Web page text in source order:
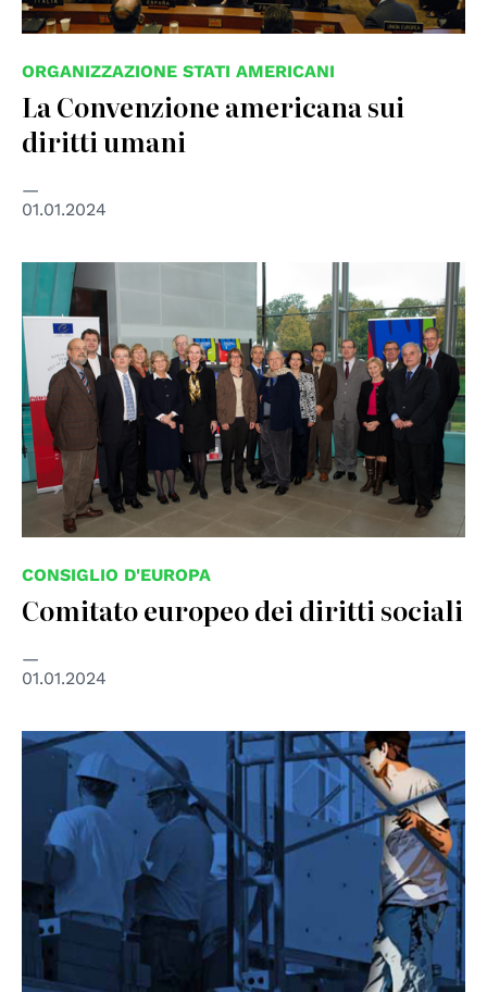
ORGANIZZAZIONE STATI AMERICANI
La Convenzione americana sui
diritti umani
01.01.2024
© Council of Europe
CONSIGLIO D'EUROPA
Comitato europeo dei diritti sociali
01.01.2024
© FRA